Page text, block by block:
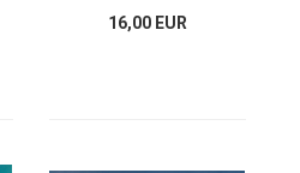
16,00 EUR